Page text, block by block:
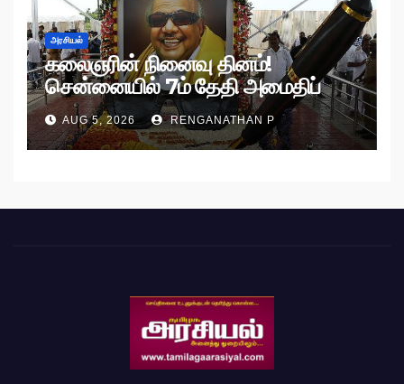
அரசியல்
கலைஞரின் நினைவு தினம்!
சென்னையில் 7ம் தேதி அமைதிப்
பேரணி!
AUG 5, 2026 RENGANATHAN P